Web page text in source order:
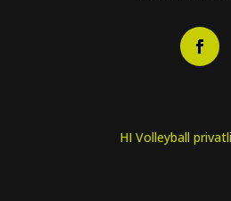
HI Volleyball